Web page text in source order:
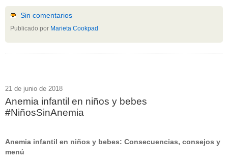
nutricion(3)
obesidad(12)
Sin categoría(438)
vitaminas(10)
RSS - Entradas
ADMINISTRAR
Sin comentarios
Publicado por Marieta Cookpad
21 de junio de 2018
Anemia infantil en niños y bebes
#NiñosSinAnemia
Anemia infantil en niños y bebes: Consecuencias, consejos y
menú